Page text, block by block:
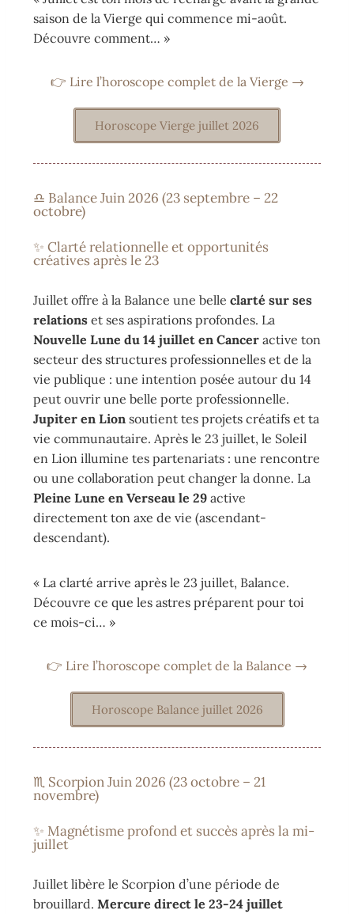
saison de la Vierge qui commence mi-août.
Découvre comment… »
👉 Lire l’horoscope complet de la Vierge →
Horoscope Vierge juillet 2026
♎ Balance Juin 2026 (23 septembre – 22
octobre)
✨ Clarté relationnelle et opportunités
créatives après le 23
Juillet offre à la Balance une belle clarté sur ses
relations et ses aspirations profondes. La
Nouvelle Lune du 14 juillet en Cancer active ton
secteur des structures professionnelles et de la
vie publique : une intention posée autour du 14
peut ouvrir une belle porte professionnelle.
Jupiter en Lion soutient tes projets créatifs et ta
vie communautaire. Après le 23 juillet, le Soleil
en Lion illumine tes partenariats : une rencontre
ou une collaboration peut changer la donne. La
Pleine Lune en Verseau le 29 active
directement ton axe de vie (ascendant-
descendant).
« La clarté arrive après le 23 juillet, Balance.
Découvre ce que les astres préparent pour toi
ce mois-ci… »
👉 Lire l’horoscope complet de la Balance →
Horoscope Balance juillet 2026
♏ Scorpion Juin 2026 (23 octobre – 21
novembre)
✨ Magnétisme profond et succès après la mi-
juillet
Juillet libère le Scorpion d’une période de
brouillard. Mercure direct le 23-24 juillet